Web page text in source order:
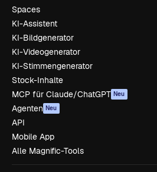
Spaces
KI-Assistent
KI-Bildgenerator
KI-Videogenerator
KI-Stimmengenerator
Stock-Inhalte
MCP für Claude/ChatGPT Neu
Agenten Neu
API
Mobile App
Alle Magnific-Tools